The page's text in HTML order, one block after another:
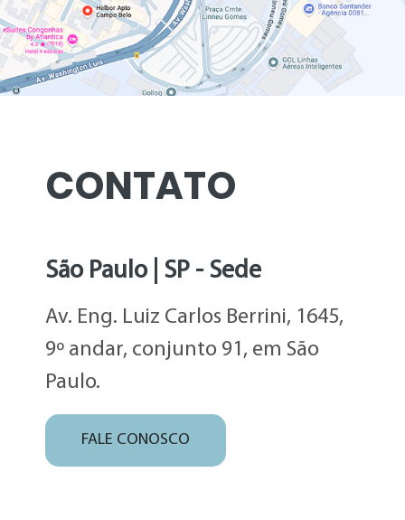
CONTATO
São Paulo | SP - Sede
Av. Eng. Luiz Carlos Berrini, 1645,
9º andar, conjunto 91, em São
Paulo.
FALE CONOSCO